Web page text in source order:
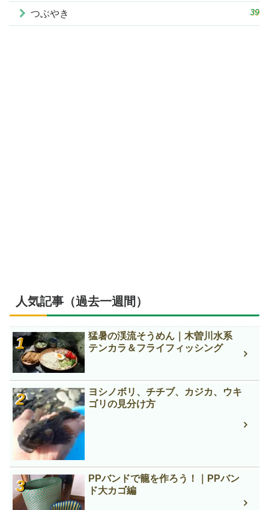
つぶやき 39
人気記事（過去一週間）
猛暑の渓流そうめん｜木曽川水系
テンカラ＆フライフィッシング
ヨシノボリ、チチブ、カジカ、ウキ
ゴリの見分け方
PPバンドで籠を作ろう！｜PPバン
ド大カゴ編